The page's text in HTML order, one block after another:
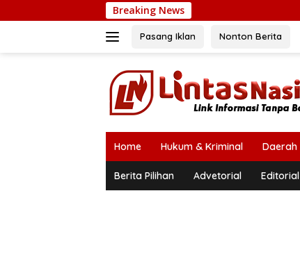
ke
Breaking News
Pasang Iklan Nonton Berita
Home Hukum & Kriminal Daerah
Berita Pilihan Advetorial Editorial